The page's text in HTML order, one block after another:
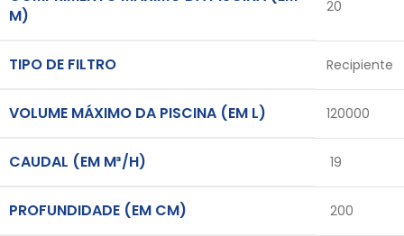
M)
20
TIPO DE FILTRO Recipiente
VOLUME MÁXIMO DA PISCINA (EM L) 120000
CAUDAL (EM M³/H) 19
PROFUNDIDADE (EM CM) 200